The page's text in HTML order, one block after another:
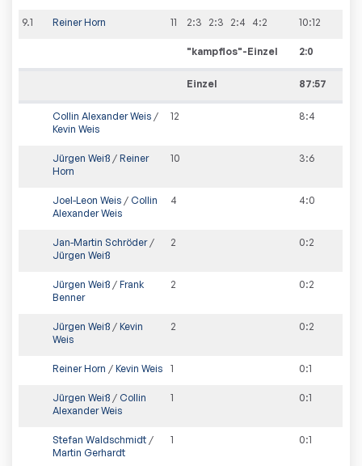
9.1 Reiner Horn 11 2:3 2:3 2:4 4:2 10:12
"kampflos"-Einzel 2:0
Einzel 87:57
Collin Alexander Weis /
Kevin Weis
12 8:4
Jürgen Weiß / Reiner
Horn
10 3:6
Joel-Leon Weis / Collin
Alexander Weis
4 4:0
Jan-Martin Schröder/
Jürgen Weiß
2 0:2
Jürgen Weiß / Frank
Benner
2 0:2
Jürgen Weiß / Kevin
Weis
2 0:2
Reiner Horn / Kevin Weis 1 0:1
Jürgen Weiß / Collin
Alexander Weis
1 0:1
Stefan Waldschmidt /
Martin Gerhardt
1 0:1